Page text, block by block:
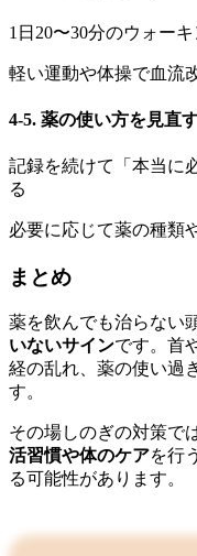
1日20〜30分のウォー
軽い運動や体操で血流
4-5. 薬の使い方を見直
記録を続けて「本当に
る
必要に応じて薬の種類
まとめ
薬を飲んでも治らない
いないサインです。首
経の乱れ、薬の使い過
す。
その場しのぎの対策で
活習慣や体のケアを行
る可能性があります。